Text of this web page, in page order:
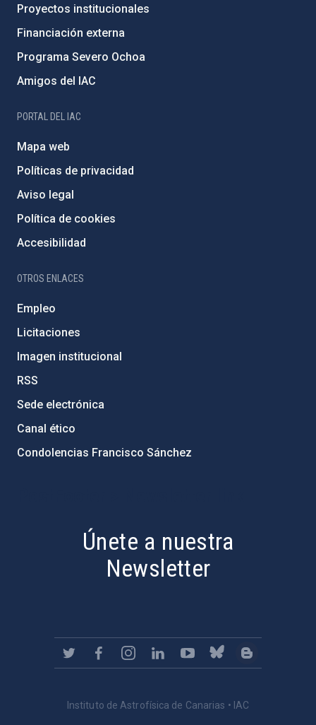
Proyectos institucionales
Financiación externa
Programa Severo Ochoa
Amigos del IAC
PORTAL DEL IAC
Mapa web
Políticas de privacidad
Aviso legal
Política de cookies
Accesibilidad
OTROS ENLACES
Empleo
Licitaciones
Imagen institucional
RSS
Sede electrónica
Canal ético
Condolencias Francisco Sánchez
Únete a nuestra
Newsletter
Instituto de Astrofísica de Canarias • IAC